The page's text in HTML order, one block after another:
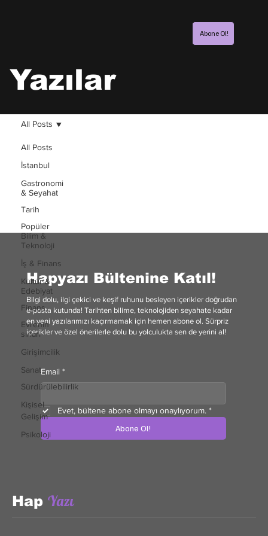
Abone Ol!
Yazılar
All Posts
İstanbul
Gastronomi
& Seyahat
Tarih
Popüler
Bilim &
Teknoloji
İş & Finans
Kültür &
Edebiyat
Finans
Evrenin
sırları
Girişimcilik
Sanat
Sürdürülebilirlik
Kişisel
Gelişim
Psikoloji
All Posts
Hapyazı Bültenine Katıl!
Email *
Evet, bültene abone olmayı onaylıyorum. *
Abone Ol!
Bilgi dolu, ilgi çekici ve keşif ruhunu besleyen içerikler doğrudan
e-posta kutunda! Tarihten bilime, teknolojiden seyahate kadar
en yeni yazılarımızı kaçırmamak için hemen abone ol. Sürpriz
içerikler ve özel önerilerle dolu bu yolculukta sen de yerini al!
Hap Yazı